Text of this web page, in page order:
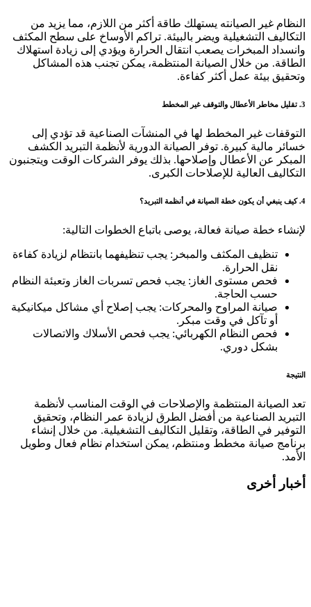
النظام غير الصيانته يستهلك طاقة أكثر من اللازم، مما يزيد من
التكاليف التشغيلية ويضر بالبيئة. تراكم الأوساخ على سطح المكثف
وانسداد المبخرات يصعب انتقال الحرارة ويؤدي إلى زيادة استهلاك
الطاقة. من خلال الصيانة المنتظمة، يمكن تجنب هذه المشاكل
وتحقيق بيئة عمل أكثر كفاءة.
3. تقليل مخاطر الأعطال والتوقف غير المخطط
التوقفات غير المخطط لها في المنشآت الصناعية قد تؤدي إلى
خسائر مالية كبيرة. توفر الصيانة الدورية لأنظمة التبريد الكشف
المبكر عن الأعطال وإصلاحها. بذلك يوفر الشركات الوقت ويتجنبون
التكاليف العالية للإصلاحات الكبرى.
4. كيف ينبغي أن يكون خطة الصيانة في أنظمة التبريد؟
لإنشاء خطة صيانة فعالة، يوصى باتباع الخطوات التالية:
تنظيف المكثف والمبخر: يجب تنظيفهما بانتظام لزيادة كفاءة
نقل الحرارة.
فحص مستوى الغاز: يجب فحص تسربات الغاز وتعبئة النظام
حسب الحاجة.
صيانة المراوح والمحركات: يجب إصلاح أي مشاكل ميكانيكية
أو تآكل في وقت مبكر.
فحص النظام الكهربائي: يجب فحص الأسلاك والاتصالات
بشكل دوري.
النتيجة
تعد الصيانة المنتظمة والإصلاحات في الوقت المناسب لأنظمة
التبريد الصناعية من أفضل الطرق لزيادة عمر النظام، وتحقيق
التوفير في الطاقة، وتقليل التكاليف التشغيلية. من خلال إنشاء
برنامج صيانة مخطط ومنتظم، يمكن استخدام نظام فعال وطويل
الأمد.
أخبار أخرى